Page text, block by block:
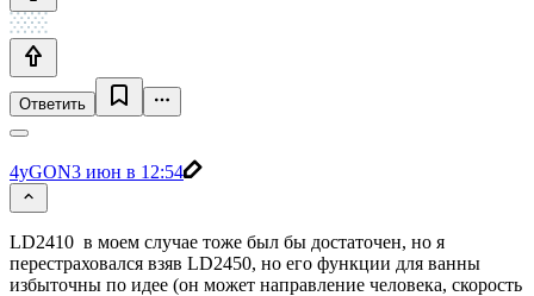
Ответить
4yGON3 июн в 12:54
LD2410 в моем случае тоже был бы достаточен, но я
перестраховался взяв LD2450, но его функции для ванны
избыточны по идее (он может направление человека, скорость